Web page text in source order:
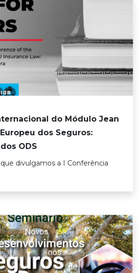
do Módulo Jean
dos Seguros:
ODS
divulgamos a I Conferência